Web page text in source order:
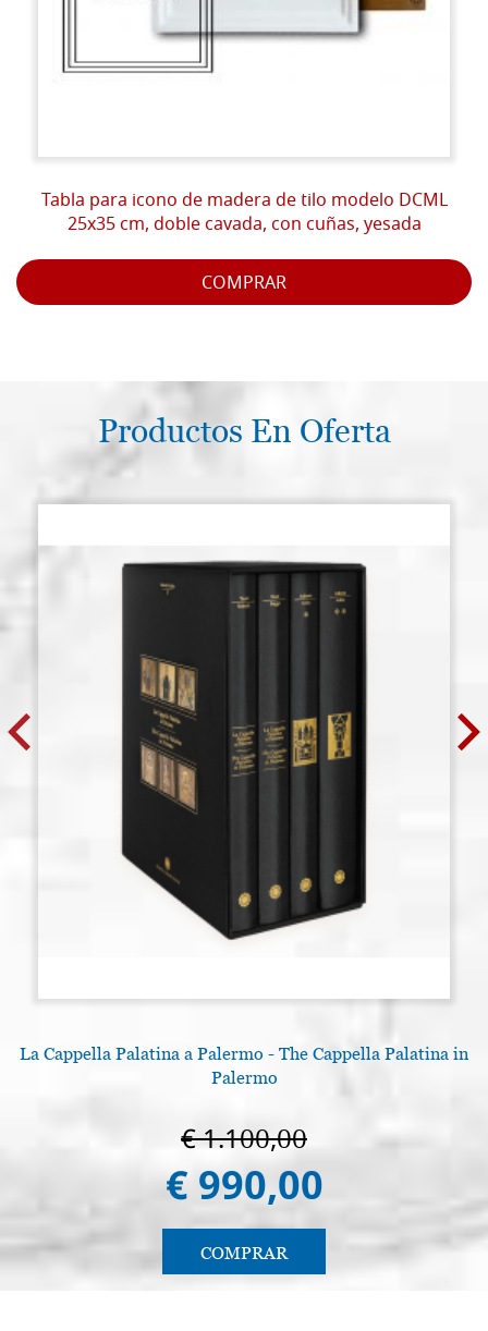
Tabla para icono de madera de tilo modelo DCML
25x35 cm, doble cavada, con cuñas, yesada
COMPRAR
Productos En Oferta
La Cappella Palatina a Palermo - The Cappella Palatina in
Palermo
€ 1.100,00
€ 990,00
COMPRAR